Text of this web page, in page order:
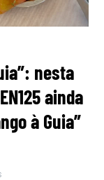
nesta
ainda
à Guia”